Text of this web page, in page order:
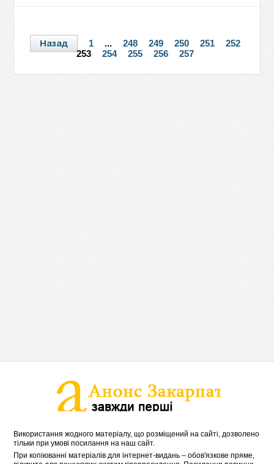
Назад 1 ... 248 249 250 251
252
253
254 255 256 257
Використання жодного матеріалу, що розміщений на сайті, дозволено
тільки при умові посилання на наш сайт.
При копіюванні матеріалів для інтернет-видань – обов'язкове пряме,